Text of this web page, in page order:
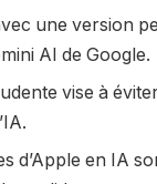
une version
AI de Google.
vise à
d’Apple en IA